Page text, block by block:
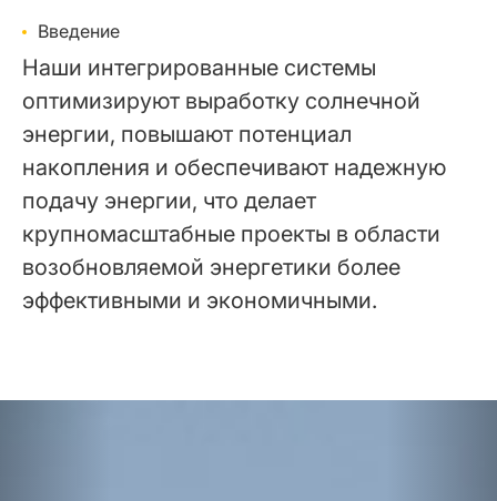
Введение
Наши интегрированные системы
оптимизируют выработку солнечной
энергии, повышают потенциал
накопления и обеспечивают надежную
подачу энергии, что делает
крупномасштабные проекты в области
возобновляемой энергетики более
эффективными и экономичными.